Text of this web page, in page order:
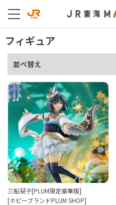
フィギュア
並べ替え
三船栞子[PLUM限定豪華版]
[ホビーブランドPLUM SHOP]